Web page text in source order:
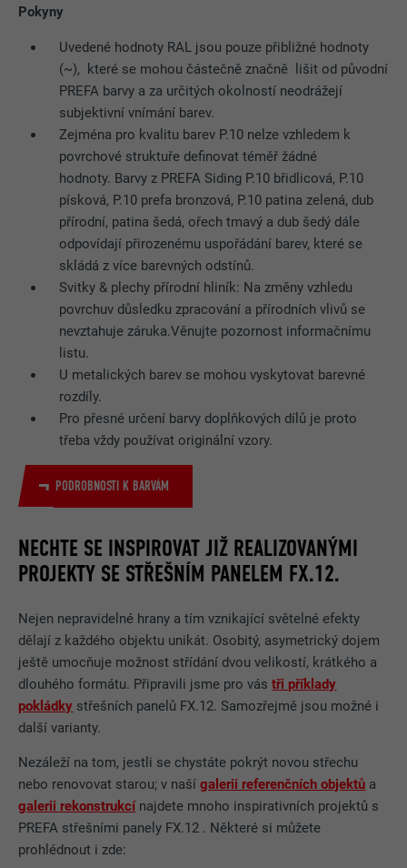
Pokyny
Uvedené hodnoty RAL jsou pouze přibližné hodnoty
(~), které se mohou částečně značně lišit od původní
PREFA barvy a za určitých okolností neodrážejí
subjektivní vnímání barev.
Zejména pro kvalitu barev P.10 nelze vzhledem k
povrchové struktuře definovat téměř žádné
hodnoty. Barvy z PREFA Siding P.10 břidlicová, P.10
písková, P.10 prefa bronzová, P.10 patina zelená, dub
přírodní, patina šedá, ořech tmavý a dub šedý dále
odpovídají přirozenému uspořádání barev, které se
skládá z více barevných odstínů.
Svitky & plechy přírodní hliník: Na změny vzhledu
povrchuv důsledku zpracování a přírodních vlivů se
nevztahuje záruka.Věnujte pozornost informačnímu
listu.
U metalických barev se mohou vyskytovat barevné
rozdíly.
Pro přesné určení barvy doplňkových dílů je proto
třeba vždy používat originální vzory.
PODROBNOSTI K BARVÁM
NECHTE SE INSPIROVAT JIŽ REALIZOVANÝMI
PROJEKTY SE STŘEŠNÍM PANELEM FX.12.
Nejen nepravidelné hrany a tím vznikající světelné efekty
dělají z každého objektu unikát. Osobitý, asymetrický dojem
ještě umocňuje možnost střídání dvou velikostí, krátkého a
dlouhého formátu. Připravili jsme pro vástři příklady
pokládky střešních panelů FX.12. Samozřejmě jsou možné i
další varianty.
Nezáleží na tom, jestli se chystáte pokrýt novou střechu
nebo renovovat starou; v našígalerii referenčních objektů a
galerii rekonstrukcínajdete mnoho inspirativních projektů s
PREFA střešními panely FX.12 . Některé si můžete
prohlédnout i zde: